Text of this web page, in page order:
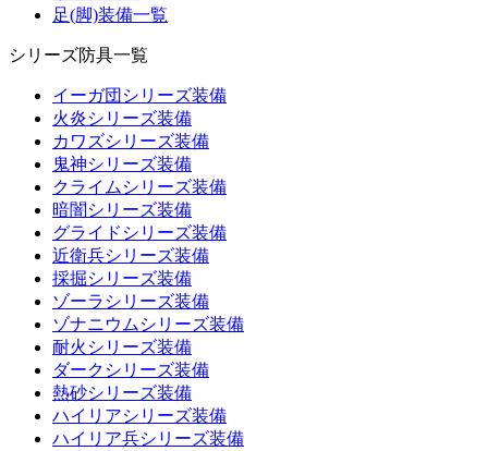
足(脚)装備一覧
シリーズ防具一覧
イーガ団シリーズ装備
火炎シリーズ装備
カワズシリーズ装備
鬼神シリーズ装備
クライムシリーズ装備
暗闇シリーズ装備
グライドシリーズ装備
近衛兵シリーズ装備
採掘シリーズ装備
ゾーラシリーズ装備
ゾナニウムシリーズ装備
耐火シリーズ装備
ダークシリーズ装備
熱砂シリーズ装備
ハイリアシリーズ装備
ハイリア兵シリーズ装備